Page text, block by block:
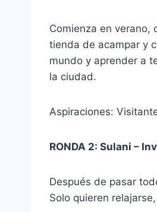
Comienza en verano,
tienda de acampar y
mundo y aprender a
la ciudad.
Aspiraciones:
RONDA 2: Sulani –
Después de pasar
Solo quieren